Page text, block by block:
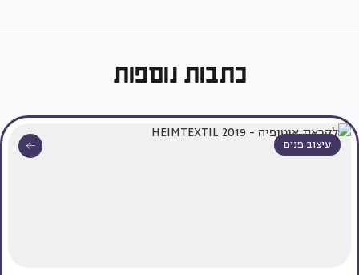
כתבות נוספות
עיצוב פנים